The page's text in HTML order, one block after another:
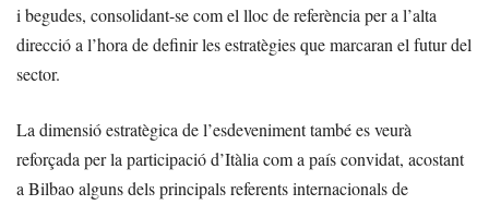
i begudes, consolidant-se com el lloc de referència per a l’alta
direcció a l’hora de definir les estratègies que marcaran el futur del
sector.
La dimensió estratègica de l’esdeveniment també es veurà
reforçada per la participació d’Itàlia com a país convidat, acostant
a Bilbao alguns dels principals referents internacionals de